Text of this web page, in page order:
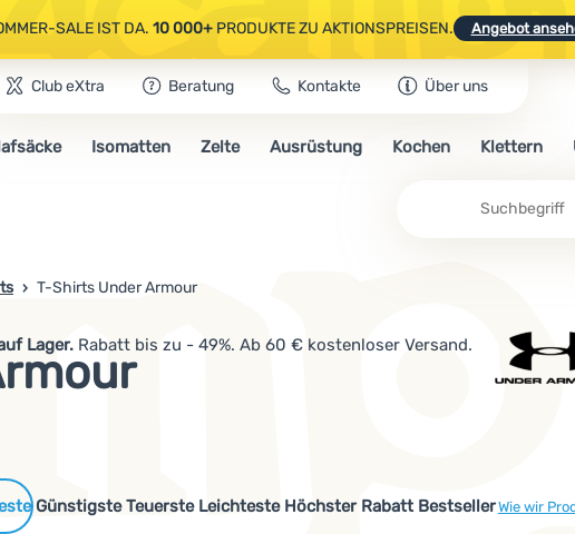
SALE IST DA. 10 000+PRODUKTE ZU AKTIONSPREISEN. Angebot
CAMPING- & WANDERAUSRÜSTUNG.CODEOUT10NUTZEN.
SALE IST DA.10 000+PRODUKTE ZU AKTIONSPREISEN. Angebot
Club eXtra Beratung Kontakte Über uns
Suche
Isomatten Zelte Ausrüstung Kochen Klettern
T-Shirts Under Armour
Lager. Rabatt bis zu - 49%. Ab 60 € kostenloser Versand.
Günstigste Teuerste Leichteste Höchster Rabatt BestsellerWie wir
Produkte